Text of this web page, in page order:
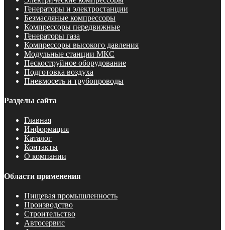
Генераторы и электростанции
Безмасляные компрессоры
Компрессоры передвижные
Генераторы газа
Компрессоры высокого давления
Модульные станции МКС
Пескоструйное оборудование
Подготовка воздуха
Пневмосеть и трубопроводы
Разделы сайта
Главная
Информация
Каталог
Контакты
О компании
Области применения
Пищевая промышленность
Производство
Строительство
Автосервис